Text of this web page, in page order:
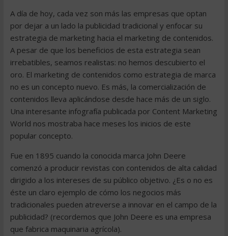
A día de hoy, cada vez son más las empresas que optan
por dejar a un lado la publicidad tradicional y enfocar su
estrategia de marketing hacia el marketing de contenidos.
A pesar de que los beneficios de esta estrategia sean
irrebatibles, seamos realistas: no hemos descubierto el
oro. El marketing de contenidos como estrategia de marca
no es un concepto nuevo. Es más, la comercialización de
contenidos lleva aplicándose desde hace más de un siglo.
Una interesante infografía publicada por Content Marketing
World nos mostraba hace meses los inicios de este
popular concepto.
Fue en 1895 cuando la conocida marca John Deere
comenzó a producir revistas con contenidos de alta calidad
dirigido a los intereses de su público objetivo. ¿Es o no es
éste un claro ejemplo de cómo los negocios más
tradicionales pueden atreverse a innovar en el campo de la
publicidad? (recordemos que John Deere es una empresa
que fabrica maquinaria agrícola).